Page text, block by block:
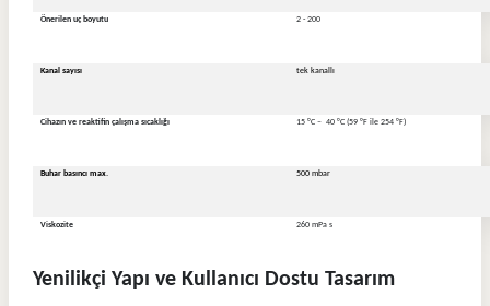
Önerilen uç boyutu 2 - 200
Kanal sayısı tek kanallı
Cihazın ve reaktifin çalışma sıcaklığı 15 °C – 40 °C (59 °F ile 254 °F)
Buhar basıncı max. 500 mbar
Viskozite 260 mPa s
Yenilikçi Yapı ve Kullanıcı Dostu Tasarım